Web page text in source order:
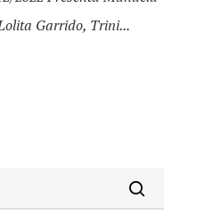
Garrido, Trini...